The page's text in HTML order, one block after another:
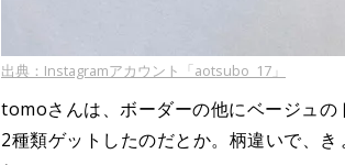
出典：Instagramアカウント「aotsubo_17」
tomoさんは、ボーダーの他にベージュの
2種類ゲットしたのだとか。柄違いで、